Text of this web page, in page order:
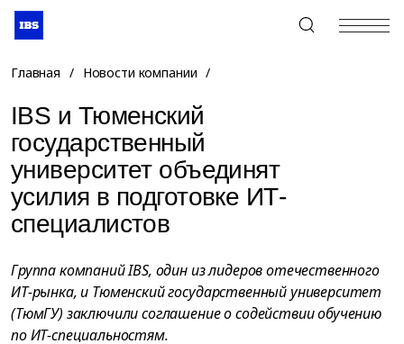
+7 (495) 967-80-80
Главная / Новости компании /
IBS и Тюменский
государственный
университет объединят
усилия в подготовке ИТ-
специалистов
Группа компаний IBS, один из лидеров отечественного
ИТ-рынка, и Тюменский государственный университет
(ТюмГУ) заключили соглашение о содействии обучению
по ИТ-специальностям.